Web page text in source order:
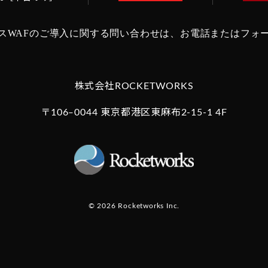
WAFのご導入に関する問い合わせは、 お電話またはフォ
株式会社ROCKETWORKS
〒106‒0044 東京都港区東麻布2-15-1 4F
© 2026 Rocketworks Inc.